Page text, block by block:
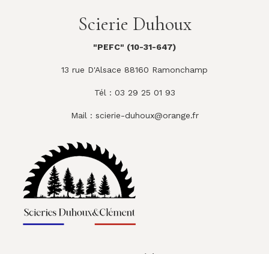
Scierie Duhoux
"PEFC" (10-31-647)
13 rue D'Alsace 88160 Ramonchamp
Tél : 03 29 25 01 93
Mail : scierie-duhoux@orange.fr